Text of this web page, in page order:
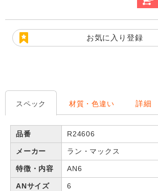
お気に入り登録
スペック 材質・色違い 詳細
品番 R24606
メーカー ラン・マックス
特徴・内容 AN6
ANサイズ 6